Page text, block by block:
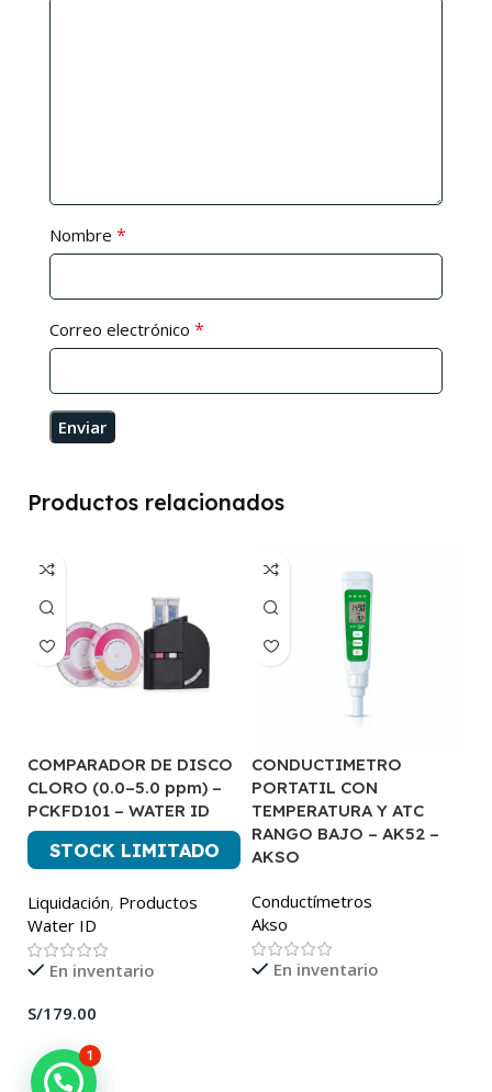
Nombre *
Correo electrónico *
Productos relacionados
COMPARADOR DE DISCO
CLORO (0.0–5.0 ppm) –
PCKFD101 – WATER ID
STOCK LIMITADO
Liquidación, Productos
Water ID
En inventario
S/
CONDUCTIMETRO
PORTATIL CON
TEMPERATURA Y ATC
RANGO BAJO – AK52 –
AKSO
Conductímetros
Akso
En inventario
1